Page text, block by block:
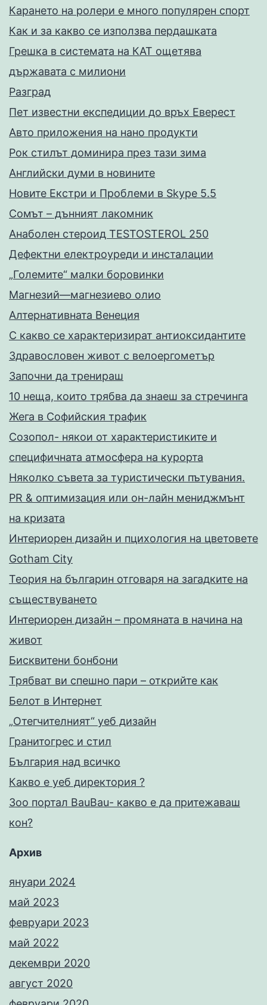
Карането на ролери е много популярен спорт
Как и за какво се използва пердашката
Грешка в системата на КАТ ощетява
държавата с милиони
Разград
Пет известни експедиции до връх Еверест
Авто приложения на нано продукти
Рок стилът доминира през тази зима
Английски думи в новините
Новите Екстри и Проблеми в Skype 5.5
Сомът – дънният лакомник
Анаболен стероид TESTOSTEROL 250
Дефектни електроуреди и инсталации
„Големите“ малки боровинки
Магнезий—магнезиево олио
Алтернативната Венеция
С какво се характеризират антиоксидантите
Здравословен живот с велоергометър
Запoчни да тренираш
10 неща, които трябва да знаеш за стречинга
Жега в Софийския трафик
Созопол- някои от характеристиките и
специфичната атмосфера на курорта
Няколко съвета за туристически пътувания.
PR & оптимизация или он-лайн мениджмънт
на кризата
Интериорен дизайн и пцихология на цветовете
Gotham City
Теория на българин отговаря на загадките на
съществуването
Интериорен дизайн – промяната в начина на
живот
Бисквитени бонбони
Трябват ви спешно пари – открийте как
Белот в Интернет
„Отегчителният“ уеб дизайн
Гранитогрес и стил
България над всичко
Какво е уеб директория ?
Зоо портал BauBau- какво е да притежаваш
кон?
Архив
януари 2024
май 2023
февруари 2023
май 2022
декември 2020
август 2020